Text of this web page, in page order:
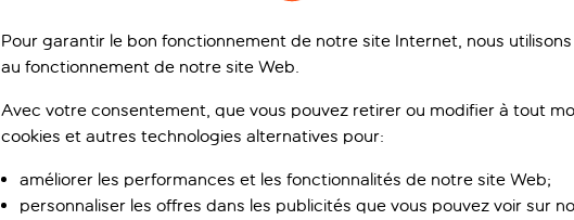
Pour garantir le bon fonctionnement de notre site Internet, nous
au fonctionnement de notre site Web.
Avec votre consentement, que vous pouvez retirer ou modifier à tout
cookies et autres technologies alternatives pour:
améliorer les performances et les fonctionnalités de notre site Web;
personnaliser les offres dans les publicités que vous pouvez voir sur